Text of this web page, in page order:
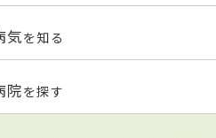
気を知る
院を探す